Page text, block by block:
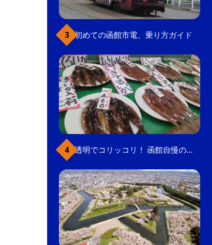
初めての函館市電、乗り方ガイド
透明でコリッコリ！ 函館自慢のいかをどうぞ